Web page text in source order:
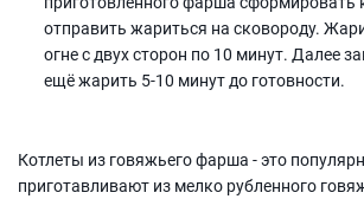
отправить жариться на сковороду.
огне с двух сторон по 10 минут. Далее
ещё жарить 5-10 минут до готовности.
Котлеты из говяжьего фарша - это
приготавливают из мелко рубленного